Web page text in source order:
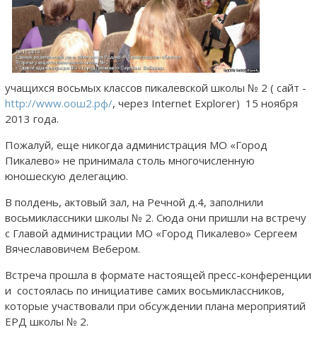
учащихся восьмых классов пикалевской школы № 2 ( сайт -
http://www.оош2.рф/, через Internet Explorer) 15 ноября
2013 года.
Пожалуй, еще никогда администрация МО «Город
Пикалево» не принимала столь многочисленную
юношескую делегацию.
В полдень, актовый зал, на Речной д.4, заполнили
восьмиклассники школы № 2. Сюда они пришли на встречу
с Главой администрации МО «Город Пикалево» Сергеем
Вячеславовичем Вебером.
Встреча прошла в формате настоящей пресс-конференции
и состоялась по инициативе самих восьмиклассников,
которые участвовали при обсуждении плана мероприятий
ЕРД школы № 2.